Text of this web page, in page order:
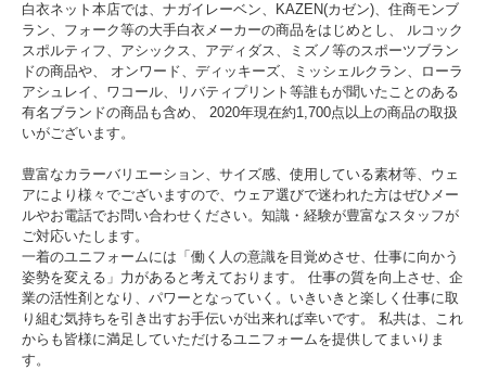
白衣ネット本店では、ナガイレーベン、KAZEN(カゼン)、住商モンブ
ラン、フォーク等の大手白衣メーカーの商品をはじめとし、 ルコック
スポルティフ、アシックス、アディダス、ミズノ等のスポーツブラン
ドの商品や、 オンワード、ディッキーズ、ミッシェルクラン、ローラ
アシュレイ、ワコール、リバティプリント等誰もが聞いたことのある
有名ブランドの商品も含め、 2020年現在約1,700点以上の商品の取扱
いがございます。
豊富なカラーバリエーション、サイズ感、使用している素材等、ウェ
アにより様々でございますので、ウェア選びで迷われた方はぜひメー
ルやお電話でお問い合わせください。知識・経験が豊富なスタッフが
ご対応いたします。
一着のユニフォームには「働く人の意識を目覚めさせ、仕事に向かう
姿勢を変える」力があると考えております。 仕事の質を向上させ、企
業の活性剤となり、パワーとなっていく。いきいきと楽しく仕事に取
り組む気持ちを引き出すお手伝いが出来れば幸いです。 私共は、これ
からも皆様に満足していただけるユニフォームを提供してまいりま
す。